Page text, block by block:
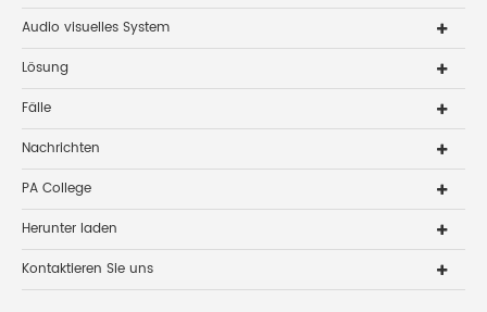
Audio visuelles System
Lösung
Fälle
Nachrichten
PA College
Herunter laden
Kontaktieren Sie uns